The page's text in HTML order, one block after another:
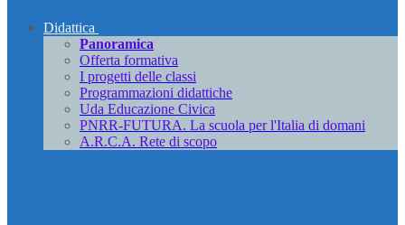
Didattica
Panoramica
Offerta formativa
I progetti delle classi
Programmazioni didattiche
Uda Educazione Civica
PNRR-FUTURA. La scuola per l'Italia di domani
A.R.C.A. Rete di scopo